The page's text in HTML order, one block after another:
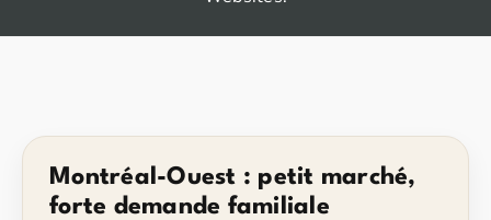
Montréal-Ouest : petit marché,
forte demande familiale